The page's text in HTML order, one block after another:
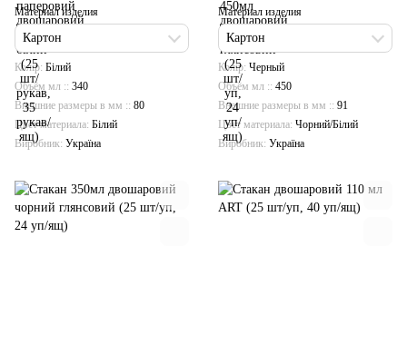
Материал изделия
Картон
Колір Білий
Объём мл : 340
Внешние размеры в мм : 80
Цвет материала Білий
Виробник Україна
Материал изделия
Картон
Колір Черный
Объём мл : 450
Внешние размеры в мм : 91
Цвет материала Чорний/Білий
Виробник Україна